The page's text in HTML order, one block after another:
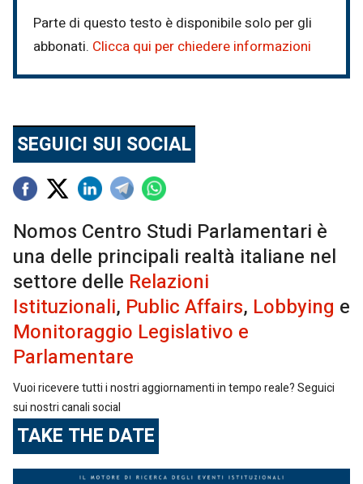
Parte di questo testo è disponibile solo per gli
abbonati. Clicca qui per chiedere informazioni
SEGUICI SUI SOCIAL
Nomos Centro Studi Parlamentari è
una delle principali realtà italiane nel
settore delle Relazioni
Istituzionali, Public Affairs, Lobbying e
Monitoraggio Legislativo e
Parlamentare
Vuoi ricevere tutti i nostri aggiornamenti in tempo reale? Seguici
sui nostri canali social
TAKE THE DATE